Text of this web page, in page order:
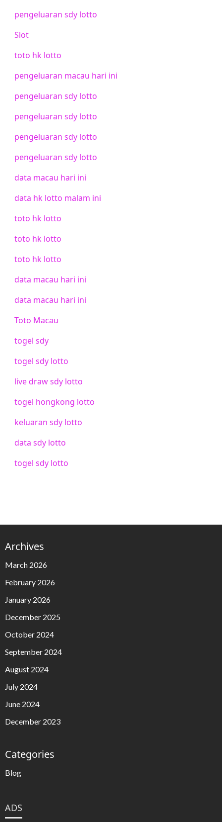
pengeluaran sdy lotto
Slot
toto hk lotto
pengeluaran macau hari ini
pengeluaran sdy lotto
pengeluaran sdy lotto
pengeluaran sdy lotto
pengeluaran sdy lotto
data macau hari ini
data hk lotto malam ini
toto hk lotto
toto hk lotto
toto hk lotto
data macau hari ini
data macau hari ini
Toto Macau
togel sdy
togel sdy lotto
live draw sdy lotto
togel hongkong lotto
keluaran sdy lotto
data sdy lotto
togel sdy lotto
Archives
March 2026
February 2026
January 2026
December 2025
October 2024
September 2024
August 2024
July 2024
June 2024
December 2023
Categories
Blog
ADS